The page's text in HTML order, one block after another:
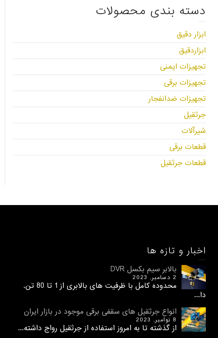
دسته بندی محصولات
ابزار دقیق
ابزاردقیق
تجهیزات ایمنی
تجهیزات برقی
تجهیزات ضدانفجار
جرثقیل
شیرآلات
قطعات برقی
قطعات جرثقیل
اخبار و تازه ها
بالابر سیم بکسل DVR
2 دسامبر, 2023
محدوده کامل با ظرفیت های بالابری از 1 تا 80 تن.
دا...
انواع جرثقیل های سقفی برقی موجود در بازار ایران
8 نوامبر, 2023
از گذشته تا به امروز استفاده از جرثقیل رواج داشته...